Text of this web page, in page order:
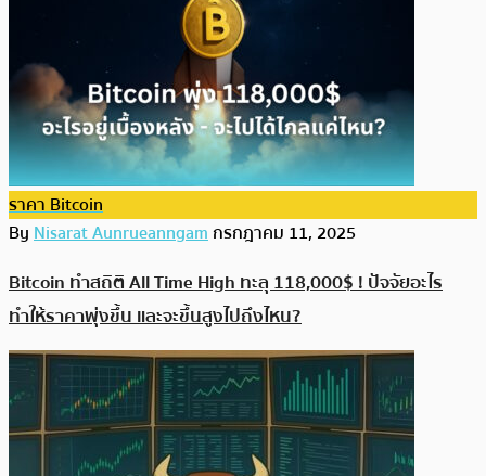
ราคา Bitcoin
ByNisarat Aunrueanngamกรกฎาคม 11, 2025
Bitcoin ทำสถิติ All Time High ทะลุ 118,000$ ! ปัจจัยอะไร
ทำให้ราคาพุ่งขึ้น และจะขึ้นสูงไปถึงไหน?